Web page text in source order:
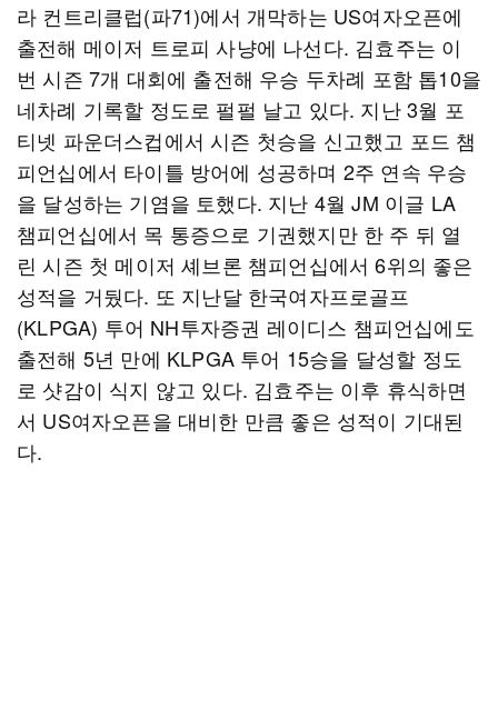
라 컨트리클럽(파71)에서 개막하는 US여자오픈에
출전해 메이저 트로피 사냥에 나선다. 김효주는 이
번 시즌 7개 대회에 출전해 우승 두차례 포함 톱10을
네차례 기록할 정도로 펄펄 날고 있다. 지난 3월 포
티넷 파운더스컵에서 시즌 첫승을 신고했고 포드 챔
피언십에서 타이틀 방어에 성공하며 2주 연속 우승
을 달성하는 기염을 토했다. 지난 4월 JM 이글 LA
챔피언십에서 목 통증으로 기권했지만 한 주 뒤 열
린 시즌 첫 메이저 셰브론 챔피언십에서 6위의 좋은
성적을 거뒀다. 또 지난달 한국여자프로골프
(KLPGA) 투어 NH투자증권 레이디스 챔피언십에도
출전해 5년 만에 KLPGA 투어 15승을 달성할 정도
로 샷감이 식지 않고 있다. 김효주는 이후 휴식하면
서 US여자오픈을 대비한 만큼 좋은 성적이 기대된
다.